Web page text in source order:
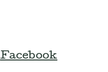
Facebook